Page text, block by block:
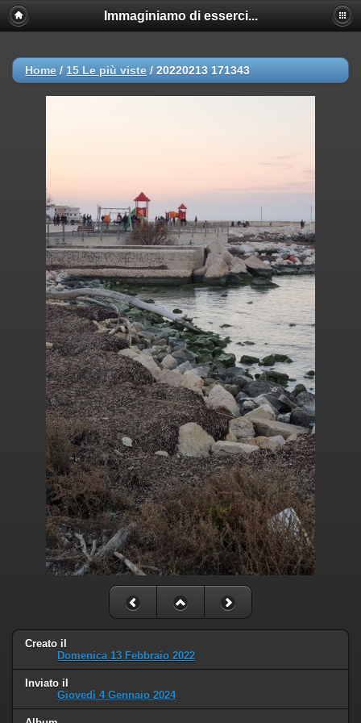
Immaginiamo di esserci...
Home / 15 Le più viste / 20220213 171343
Creato il
Domenica 13 Febbraio 2022
Inviato il
Giovedì 4 Gennaio 2024